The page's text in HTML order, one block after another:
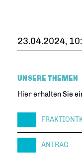
23.04.2024,
UNSERE THEMEN
Hier erhalten Sie
ANTRAG